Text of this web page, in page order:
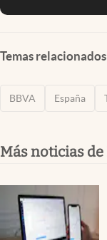
Temas relacionados
BBVA España
Más noticias de